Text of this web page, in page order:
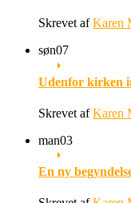
Skrevet afKaren
søn07
Udenfor kirken
Skrevet afKaren
man03
En ny